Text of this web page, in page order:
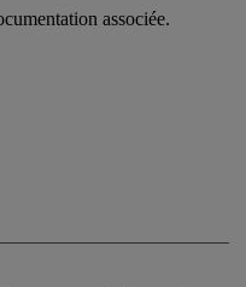
associée.